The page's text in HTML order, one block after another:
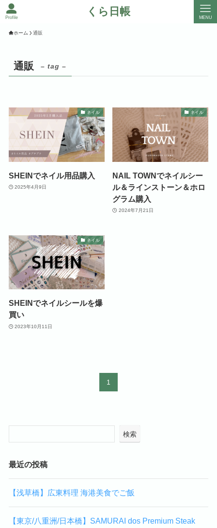
くら日帳
Profile MENU
ホーム 通販
通販 – tag –
ネイル
SHEINでネイル用品購入
2025年4月9日
ネイル
NAIL TOWNでネイルシー
ル＆ラインストーン＆ホロ
グラム購入
2024年7月21日
ネイル
SHEINでネイルシールを爆
買い
2023年10月11日
1
検索
最近の投稿
【浅草橋】広東料理 海港美食でご飯
【東京/八重洲/日本橋】SAMURAI dos Premium Steak